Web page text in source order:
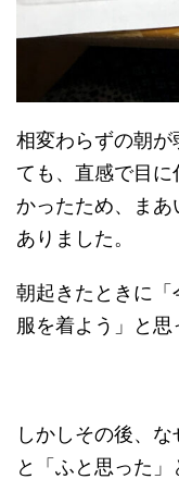
相変わらずの朝が
ても、直感で目
かったため、ま
ありました。
朝起きたときに
服を着よう」と思
しかしその後、
と「ふと思った